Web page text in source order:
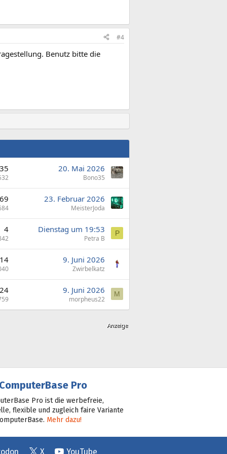
#4
Benutz bitte die
35 20. Mai 2026
Bono35
69 23. Februar 2026
MeisterJoda
4 Dienstag um 19:53
Petra B
P
14 9. Juni 2026
Zwirbelkatz
24 9. Juni 2026
morpheus22
M
ComputerBase Pro
Pro ist die werbefreie,
flexible und zugleich faire Variante
Mehr dazu!
X YouTube